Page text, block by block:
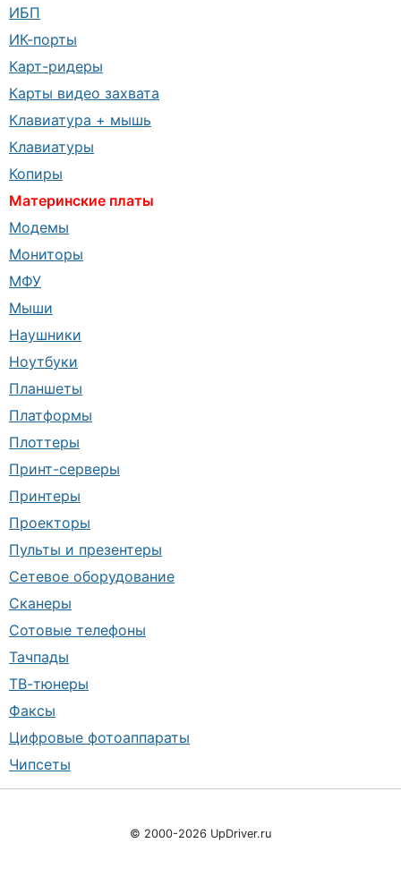
ИБП
ИК-порты
Карт-ридеры
Карты видео захвата
Клавиатура + мышь
Клавиатуры
Копиры
Материнские платы
Модемы
Мониторы
МФУ
Мыши
Наушники
Ноутбуки
Планшеты
Платформы
Плоттеры
Принт-серверы
Принтеры
Проекторы
Пульты и презентеры
Сетевое оборудование
Сканеры
Сотовые телефоны
Тачпады
ТВ-тюнеры
Факсы
Цифровые фотоаппараты
Чипсеты
© 2000-2026 UpDriver.ru